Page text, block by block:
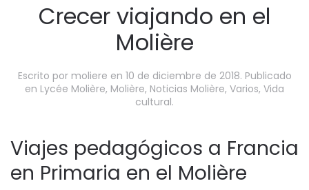
Crecer viajando en el
Molière
Escrito por moliere en 10 de diciembre de 2018. Publicado
en Lycée Molière, Molière, Noticias Molière, Varios, Vida
cultural.
Viajes pedagógicos a Francia
en Primaria en el Molière